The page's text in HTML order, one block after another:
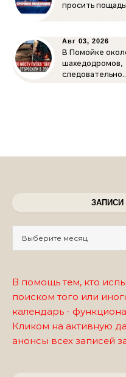
просить пощады
Авг 03, 2026
В Помойке
шахедодромов,
В помощь тем, кто
поиском того или
календарь -
Кликом на активную
анонсы всех записей